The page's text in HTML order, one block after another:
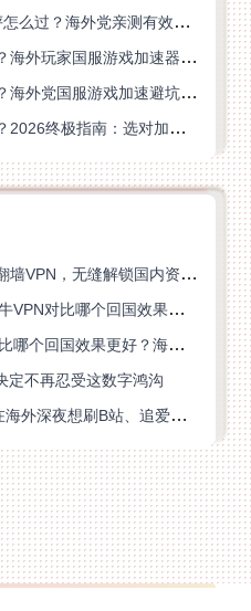
放开那三国3海外加速器测评怎么过？海外党亲测有效的国服游戏加速指南
英国怎么玩巅峰战舰不卡顿？海外玩家国服游戏加速器终极指南
印尼的人怎么玩战双帕弥什？海外党国服游戏加速避坑指南
在美国玩天涯明月刀总卡顿？2026终极指南：选对加速器让你丝滑连招
海外党必看：如何选对回国翻墙VPN，无缝解锁国内资源？
ChickCN VPN好用吗？和海牛VPN对比哪个回国效果更好？
ChickCN VPN和当归VPN对比哪个回国效果更好？海外党亲测后选了它
定不再忍受这数字鸿沟
Quickback和巨鲸好用吗？在海外深夜想刷B站、追爱奇艺的你，或许正需要这份答案